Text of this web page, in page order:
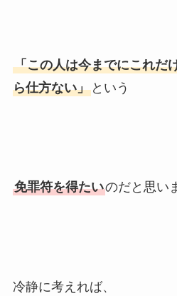
「この人は今までにこれだ
ら仕方ない」という
免罪符を得たいのだと思い
冷静に考えれば、